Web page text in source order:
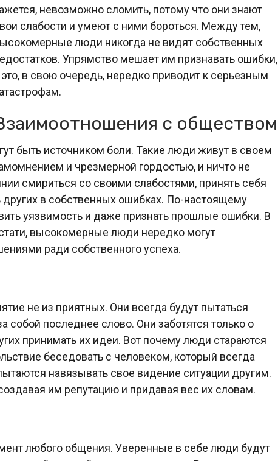
невозможно сломить, потому что они знают
слабости и умеют с ними бороться. Между тем,
люди никогда не видят собственных
Упрямство мешает им признавать ошибки,
это, в свою очередь, нередко приводит к серьезным
с обществом
быть источником боли. Такие люди живут в своем
и чрезмерной гордостью, и ничто не
смириться со своими слабостями, принять себя
других в собственных ошибках. По-настоящему
уязвимость и даже признать прошлые ошибки. В
высокомерные люди нередко могут
ради собственного успеха.
не из приятных. Они всегда будут пытаться
собой последнее слово. Они заботятся только о
принимать их идеи. Вот почему люди стараются
беседовать с человеком, который всегда
навязывать свое видение ситуации другим.
им репутацию и придавая вес их словам.
любого общения. Уверенные в себе люди будут